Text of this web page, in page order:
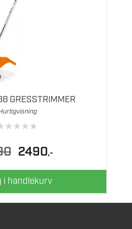
GRESSTRIMMER
★★★★
Opprinnelig
pris
var:
2790.
2490Nåværende
pris
er:
2490.
,-
i handlekurv